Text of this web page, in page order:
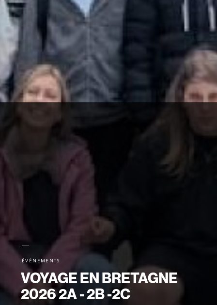
ÉVÉNEMENTS
VOYAGE EN BRETAGNE
2026 2A - 2B -2C